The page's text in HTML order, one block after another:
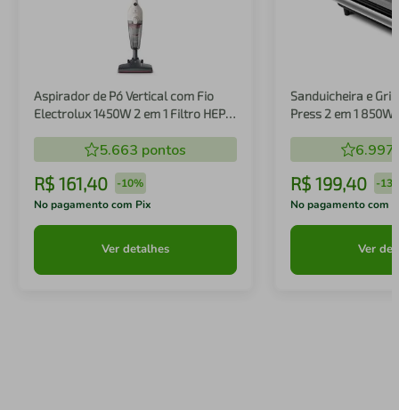
Aspirador de Pó Vertical com Fio
Electrolux 1450W 2 em 1 Filtro HEPA
5.663 pontos
R$ 161,40 -10%
No pagamento com Pix
Ver detalhes
Sanduicheira e
Press 2 em 1 850W
6.997
R$ 199,40 -
No pagamento com
Ver